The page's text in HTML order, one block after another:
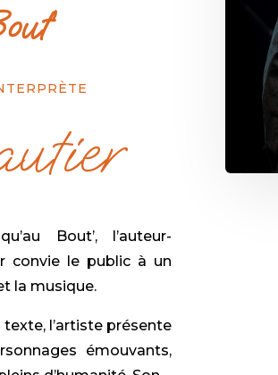
Bout’, l’auteur-
convie le public à un
la musique.
l’artiste présente
émouvants,